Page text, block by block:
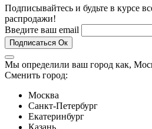
Подписывайтесь и будьте в курсе
распродажи!
Введите ваш email
Подписаться Ок
Мы определили ваш город как,
Сменить город:
Москва
Санкт-Петербург
Екатеринбург
Казань